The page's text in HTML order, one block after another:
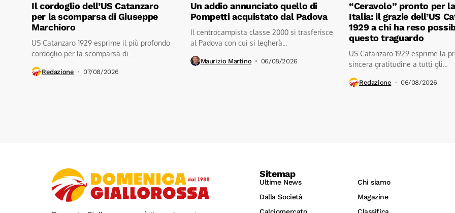
Il cordoglio dell’US Catanzaro
per la scomparsa di Giuseppe
Marchioro
US Catanzaro 1929 esprime il più profondo
cordoglio per la scomparsa di...
Redazione 07/08/2026
Un addio annunciato quello di
Pompetti acquistato dal Padova
Il centrocampista classe 2000 si trasferisce
al Padova con cui si legherà...
Maurizio Martino 06/08/2026
“Ceravolo” pronto per
Italia: il grazie dell’US
1929 a chi ha reso
questo traguardo
US Catanzaro 1929 esprime la
sincera gratitudine a tutti gli...
Redazione 06/08/2026
Sitemap
Ultime News
Chi siamo
Dalla Società
Magazine